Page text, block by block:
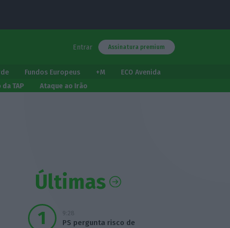
Entrar Assinatura premium
Fundos Europeus +M
ECO Avenida
TAP Ataque ao Irão
Últimas
9:28
PS pergunta risco de